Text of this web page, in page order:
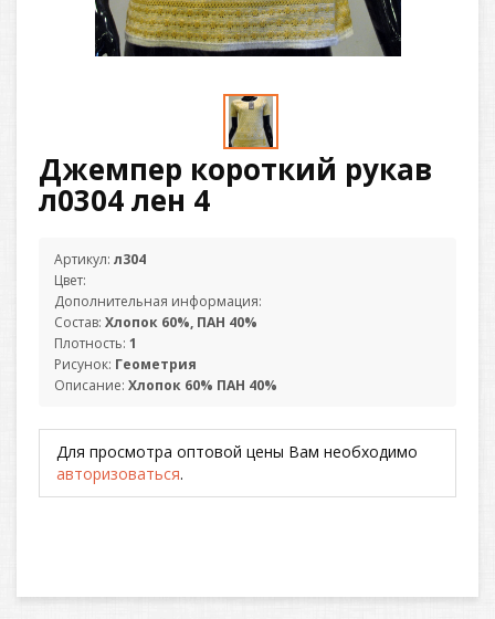
Джемпер короткий рукав
л0304 лен 4
Артикул: л304
Цвет:
Дополнительная информация:
Состав: Хлопок 60%, ПАН 40%
Плотность: 1
Рисунок: Геометрия
Описание: Хлопок 60% ПАН 40%
Для просмотра оптовой цены Вам необходимо
авторизоваться.